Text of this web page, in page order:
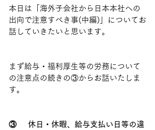
本日は「海外子会社から日本本社への
出向で注意すべき事(中編)」についてお
話していきたいと思います。
まず給与・福利厚生等の労務について
の注意点の続きの③からお話いたしま
す。
③	休日・休暇、給与支払い日等の違